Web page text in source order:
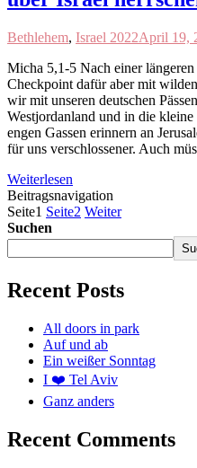
Bethlehem, Israel 2022April 19,
Micha 5,1-5 Nach einer
Checkpoint dafür aber mit
wir mit unseren deutschen
Westjordanland und in die
engen Gassen erinnern an
für uns verschlossener. Auch
Weiterlesen
Beitragsnavigation
Seite1 Seite2 Weiter
Suchen
Recent Posts
All doors in park
Auf und ab
Ein weißer Sonntag
I ❤️ Tel Aviv
Ganz anders
Recent Comments